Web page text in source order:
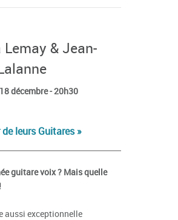
Lemay & Jean-
décembre - 20h30
leurs Guitares »
guitare voix ? Mais quelle
aussi exceptionnelle